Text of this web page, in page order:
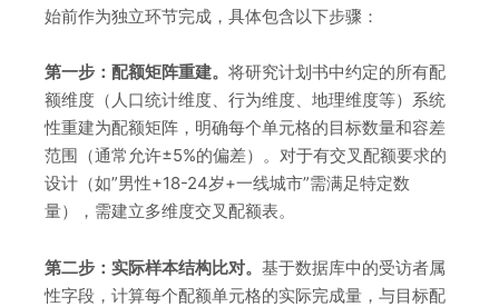
始前作为独立环节完成，具体包含以下步骤：
第一步：配额矩阵重建。 将研究计划书中约定的所有配
额维度（人口统计维度、行为维度、地理维度等）系统
性重建为配额矩阵，明确每个单元格的目标数量和容差
范围（通常允许±5%的偏差）。对于有交叉配额要求的
设计（如”男性+18-24岁+一线城市”需满足特定数
量），需建立多维度交叉配额表。
第二步：实际样本结构比对。 基于数据库中的受访者属
性字段，计算每个配额单元格的实际完成量，与目标配